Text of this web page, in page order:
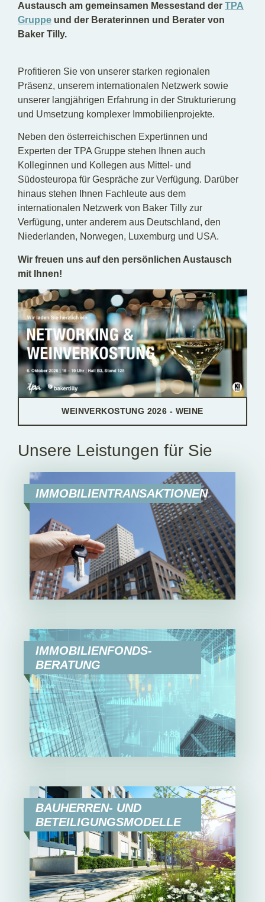
Austausch am gemeinsamen Messestand der TPA
Gruppe und der Beraterinnen und Berater von
Baker Tilly.
Profitieren Sie von unserer starken regionalen
Präsenz, unserem internationalen Netzwerk sowie
unserer langjährigen Erfahrung in der Strukturierung
und Umsetzung komplexer Immobilienprojekte.
Neben den österreichischen Expertinnen und
Experten der TPA Gruppe stehen Ihnen auch
Kolleginnen und Kollegen aus Mittel- und
Südosteuropa für Gespräche zur Verfügung. Darüber
hinaus stehen Ihnen Fachleute aus dem
internationalen Netzwerk von Baker Tilly zur
Verfügung, unter anderem aus Deutschland, den
Niederlanden, Norwegen, Luxemburg und USA.
Wir freuen uns auf den persönlichen Austausch
mit Ihnen!
WEINVERKOSTUNG 2026 - WEINE
Unsere Leistungen für Sie
IMMOBILIENTRANSAKTIONEN
IMMOBILIENFONDS-
BERATUNG
BAUHERREN- UND
BETEILIGUNGSMODELLE